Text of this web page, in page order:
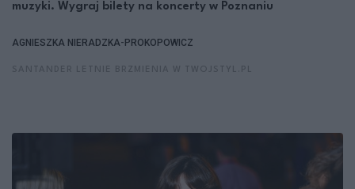
muzyki. Wygraj bilety na koncerty w Poznaniu
AGNIESZKA NIERADZKA-PROKOPOWICZ